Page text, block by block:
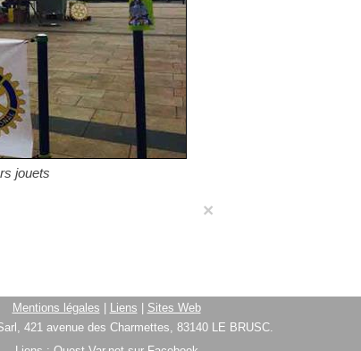
jouets
×
Mentions légales Liens
Sites Web
421 avenue des Charmettes, 83140 LE BRUSC.